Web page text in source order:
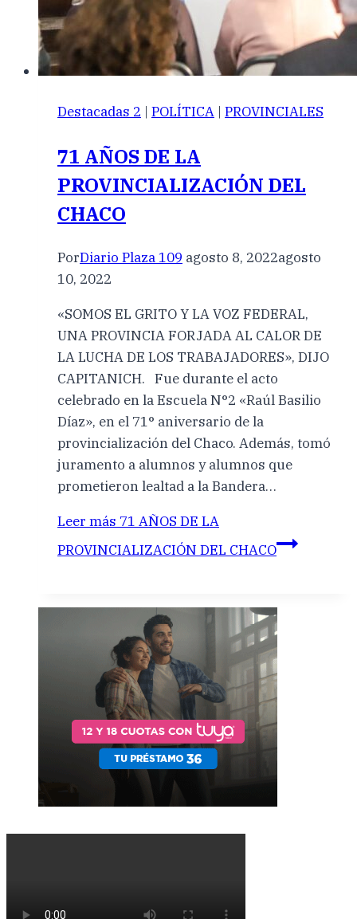
Destacadas 2 | POLÍTICA | PROVINCIALES
71 AÑOS DE LA
PROVINCIALIZACIÓN DEL
CHACO
PorDiario Plaza 109 agosto 8, 2022agosto
10, 2022
«SOMOS EL GRITO Y LA VOZ FEDERAL,
UNA PROVINCIA FORJADA AL CALOR DE
LA LUCHA DE LOS TRABAJADORES», DIJO
CAPITANICH. Fue durante el acto
celebrado en la Escuela N°2 «Raúl Basilio
Díaz», en el 71° aniversario de la
provincialización del Chaco. Además, tomó
juramento a alumnos y alumnos que
prometieron lealtad a la Bandera…
Leer más 71 AÑOS DE LA
PROVINCIALIZACIÓN DEL CHACO